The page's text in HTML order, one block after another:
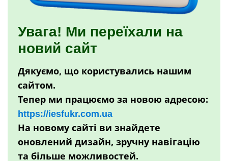
Увага! Ми переїхали на
новий сайт
Дякуємо, що користувались нашим
сайтом.
Тепер ми працюємо за новою адресою:
https://iesfukr.com.ua
На новому сайті ви знайдете
оновлений дизайн, зручну навігацію
та більше можливостей.